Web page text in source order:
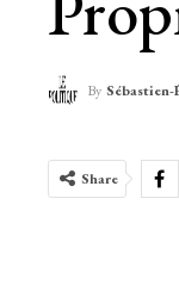
By Sébastien-
Share